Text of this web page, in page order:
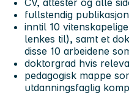
CV, attester og alle
fullstendig
inntil 10
lenkes til), samt et
disse 10 arbeidene
doktorgrad hvis
pedagogisk mappe
utdanningsfaglig